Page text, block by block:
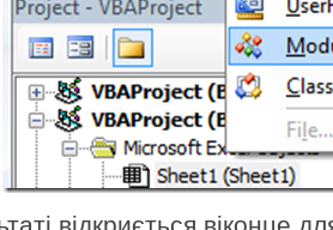
відкриється віконце